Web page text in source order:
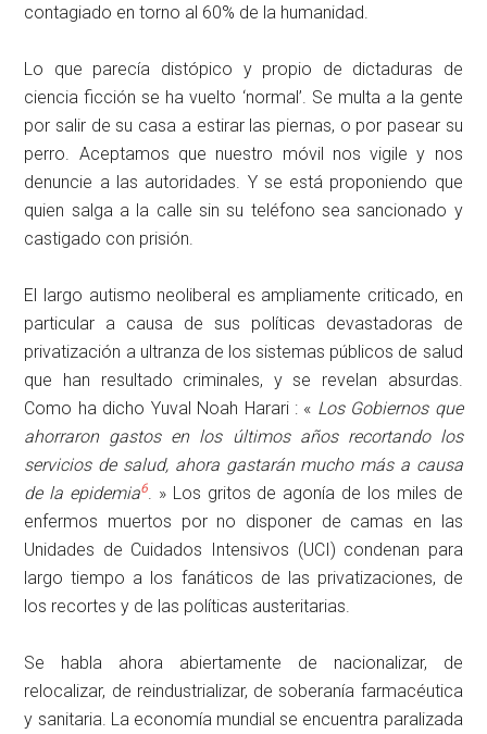
contagiado en torno al 60% de la humanidad.
Lo que parecía distópico y propio de dictaduras de
ciencia ficción se ha vuelto ‘normal’. Se multa a la gente
por salir de su casa a estirar las piernas, o por pasear su
perro. Aceptamos que nuestro móvil nos vigile y nos
denuncie a las autoridades. Y se está proponiendo que
quien salga a la calle sin su teléfono sea sancionado y
castigado con prisión.
El largo autismo neoliberal es ampliamente criticado, en
particular a causa de sus políticas devastadoras de
privatización a ultranza de los sistemas públicos de salud
que han resultado criminales, y se revelan absurdas.
Como ha dicho Yuval Noah Harari : « Los Gobiernos que
ahorraron gastos en los últimos años recortando los
servicios de salud, ahora gastarán mucho más a causa
de la epidemia6. » Los gritos de agonía de los miles de
enfermos muertos por no disponer de camas en las
Unidades de Cuidados Intensivos (UCI) condenan para
largo tiempo a los fanáticos de las privatizaciones, de
los recortes y de las políticas austeritarias.
Se habla ahora abiertamente de nacionalizar, de
relocalizar, de reindustrializar, de soberanía farmacéutica
y sanitaria. La economía mundial se encuentra paralizada